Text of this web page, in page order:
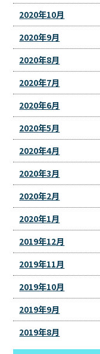
2020年10月
2020年9月
2020年8月
2020年7月
2020年6月
2020年5月
2020年4月
2020年3月
2020年2月
2020年1月
2019年12月
2019年11月
2019年10月
2019年9月
2019年8月